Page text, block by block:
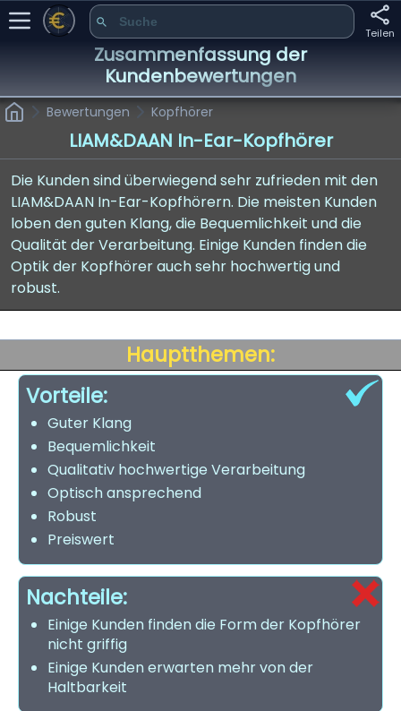
Teilen
Zusammenfassung der
Kundenbewertungen
Bewertungen Kopfhörer
LIAM&DAAN In-Ear-Kopfhörer
Die Kunden sind überwiegend sehr zufrieden mit den
LIAM&DAAN In-Ear-Kopfhörern. Die meisten Kunden
loben den guten Klang, die Bequemlichkeit und die
Qualität der Verarbeitung. Einige Kunden finden die
Optik der Kopfhörer auch sehr hochwertig und
robust.
Hauptthemen:
Vorteile:
Guter Klang
Bequemlichkeit
Qualitativ hochwertige Verarbeitung
Optisch ansprechend
Robust
Preiswert
Nachteile:
Einige Kunden finden die Form der Kopfhörer
nicht griffig
Einige Kunden erwarten mehr von der
Haltbarkeit